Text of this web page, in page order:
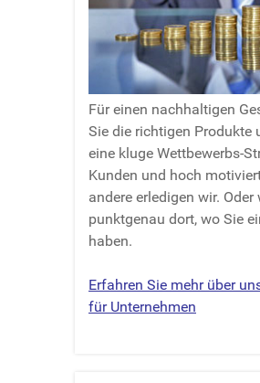
Für einen nachhaltigen
Sie die richtigen Produkte
eine kluge Wettbewerbs-
Kunden und hoch
andere erledigen wir.
punktgenau dort, wo Sie
haben.
Erfahren Sie mehr über
für Unternehmen